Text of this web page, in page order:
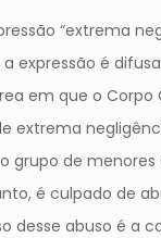
“extrema
expressão é
em que o Corpo
extrema
grupo de menores
é culpado de
desse abuso é a